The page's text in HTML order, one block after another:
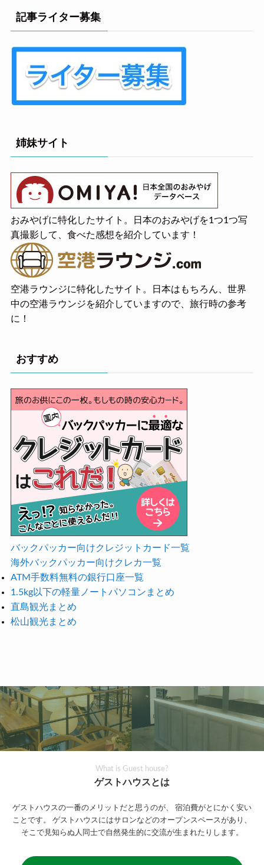
記事ライター募集
姉妹サイト
おみやげに特化したサイト。日本のおみやげを1つ1つ写
真撮影して、食べた感想を紹介しています！
空港ラウンジに特化したサイト。日本はもちろん、世界
中の空港ラウンジを紹介していますので、旅行時の参考
に！
おすすめ
バックパッカー向けクレジットカード一覧
海外バックパッカー向けクレカ一覧
ATM手数料無料の銀行口座一覧
1.5kg以下の軽量ノートパソコンまとめ
直島観光まとめ
松山観光まとめ
What is Guest house?
ゲストハウスとは
ゲストハウスの一番のメリットだと思うのが、
宿泊費がとにかく安い
ことです。
ゲストハウスにはサロンなどのオープンスペースがあり、
そこで見知らぬ人同士で自然発生的に交流が生まれたりします。